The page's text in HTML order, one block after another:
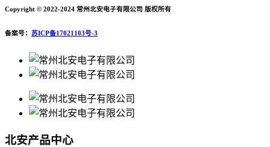
Copyright © 2022-2024 常州北安电子有限公司 版权所有
备案号： 苏ICP备17021103号-3
北安产品中心